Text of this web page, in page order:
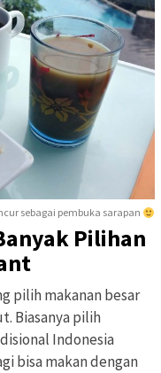
sebagai pembuka sarapan
Pilihan
pilih makanan besar
Biasanya pilih
Indonesia
bisa makan dengan